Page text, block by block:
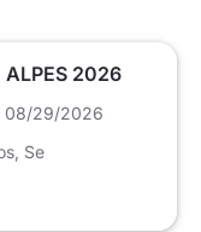
ALPES 2026
29/2026
, Se